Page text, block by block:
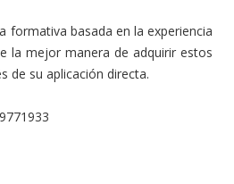
formativa basada en la experiencia
la mejor manera de adquirir estos
de su aplicación directa.